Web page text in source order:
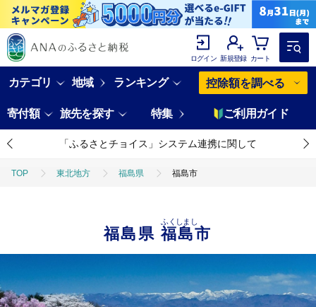
ログイン 新規登録 カート
カテゴリ 地域 ランキング 控除額を調べる
寄付額 旅先を探す 特集 ご利用ガイド
「ふるさとチョイス」システム連携に関して
TOP 東北地方 福島県 福島市
福島県福島市
ふくしまし